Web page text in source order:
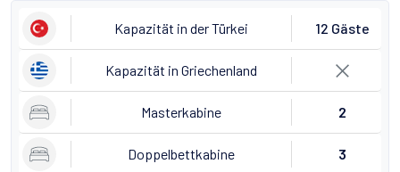
Kapazität in der Türkei 12 Gäste
Kapazität in Griechenland
Masterkabine 2
Doppelbettkabine 3